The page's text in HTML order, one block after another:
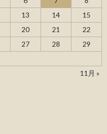
13 14
15
20 21
22
27 28
29
11月 »